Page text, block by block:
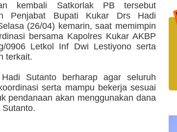
kembali Satkorlak PB tersebut
Penjabat Bupati Kukar Drs Hadi
(26/04) kemarin, saat memimpin
bersama Kapolres Kukar AKBP
0906 Letkol Inf Dwi Lestiyono serta
terkait.
Sutanto berharap agar seluruh
serta mampu bekerja sesuai
pendanaan akan menggunakan dana